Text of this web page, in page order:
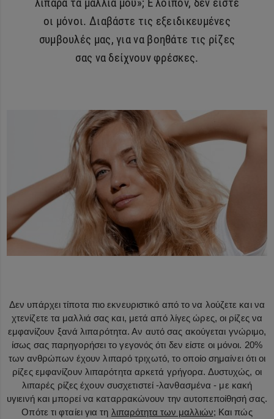
οι μόνοι. Διαβάστε τις εξειδικευμένες
συμβουλές μας, για να βοηθάτε τις ρίζες
σας να δείχνουν φρέσκες.
Δεν υπάρχει τίποτα πιο εκνευριστικό από το να λούζετε και να
χτενίζετε τα μαλλιά σας και, μετά από λίγες ώρες, οι ρίζες να
εμφανίζουν ξανά λιπαρότητα. Αν αυτό σας ακούγεται γνώριμο,
ίσως σας παρηγορήσει το γεγονός ότι δεν είστε οι μόνοι. 20%
των ανθρώπων έχουν λιπαρό τριχωτό, το οποίο σημαίνει ότι οι
ρίζες εμφανίζουν λιπαρότητα αρκετά γρήγορα. Δυστυχώς, οι
λιπαρές ρίζες έχουν συσχετιστεί -λανθασμένα - με κακή
υγιεινή και μπορεί να καταρρακώνουν την αυτοπεποίθησή σας.
Οπότε τι φταίει για τη λιπαρότητα των μαλλιών; Και πώς